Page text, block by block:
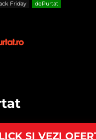
Friday dePurtat
SI VEZI